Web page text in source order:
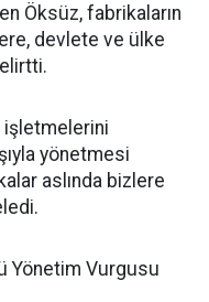
Öksüz, fabrikaların
devlete ve ülke
işletmelerini
yönetmesi
aslında bizlere
Yönetim Vurgusu